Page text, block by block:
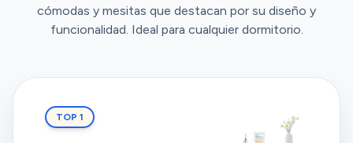
cómodas y mesitas que destacan por su diseño y
funcionalidad. Ideal para cualquier dormitorio.
TOP 1